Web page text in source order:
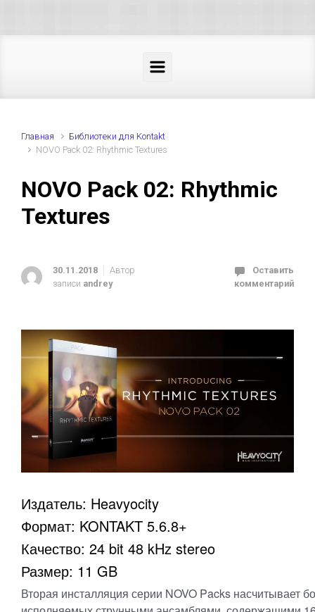
Главная
Библиотеки для Kontakt
NOVO Pack 02: Rhythmic Textures
NOVO Pack 02: Rhythmic
Textures
30.11.2018
Автор
записи andrey
Оставить
комментарий
Издатель: Heavyocity
Формат: KONTAKT 5.6.8+
Качество: 24 bit 48 kHz stereo
Размер: 11 GB
Вторая инсталляция серии NOVO Packs насчитывает